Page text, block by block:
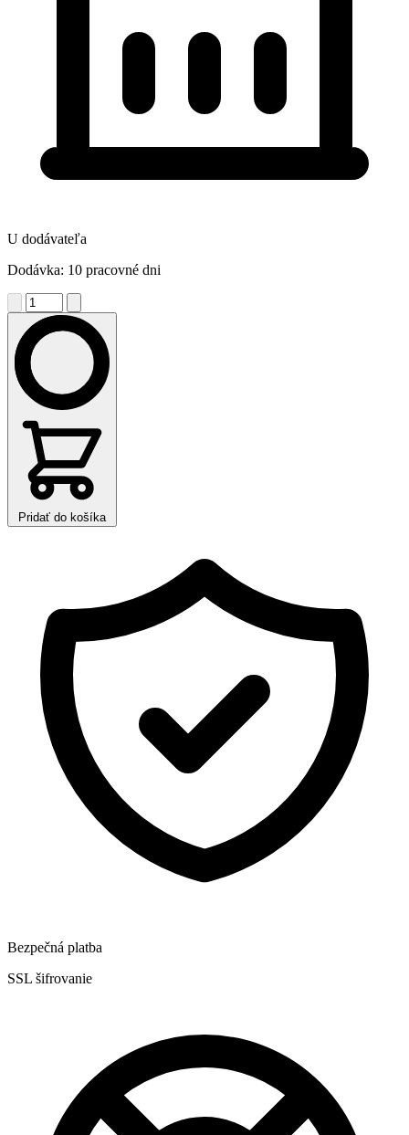
U dodávateľa
Dodávka: 10 pracovné dni
Pridať do košíka
Bezpečná platba
SSL šifrovanie